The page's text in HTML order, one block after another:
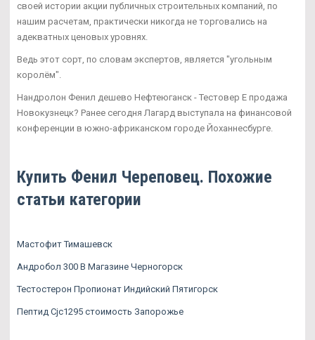
своей истории акции публичных строительных компаний, по
нашим расчетам, практически никогда не торговались на
адекватных ценовых уровнях.
Ведь этот сорт, по словам экспертов, является "угольным
королём".
Нандролон Фенил дешево Нефтеюганск - Тестовер Е продажа
Новокузнецк? Ранее сегодня Лагард выступала на финансовой
конференции в южно-африканском городе Йоханнесбурге.
Купить Фенил Череповец. Похожие
статьи категории
Мастофит Тимашевск
Андробол 300 В Магазине Черногорск
Тестостерон Пропионат Индийский Пятигорск
Пептид Cjc1295 стоимость Запорожье